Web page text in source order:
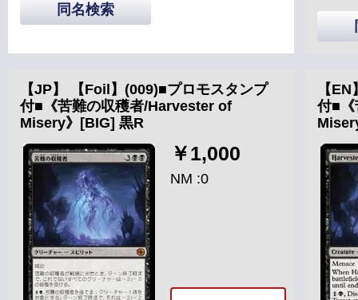
同名検索
【JP】 【Foil】(009)■プロモスタンプ
付■《苦難の収穫者/Harvester of
Misery》[BIG] 黒R
￥1,000
NM :0
【
付■